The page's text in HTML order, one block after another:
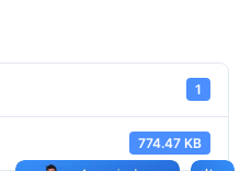
1
774.47 KB